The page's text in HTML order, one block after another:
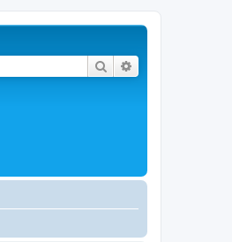
Buscar